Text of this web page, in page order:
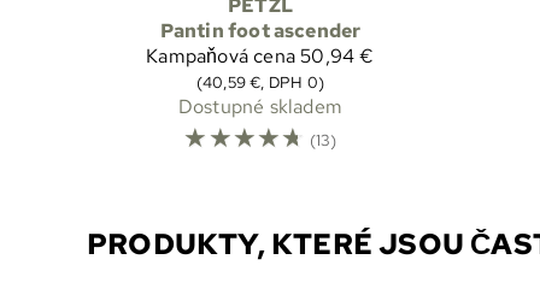
PETZL
Pantin foot ascender
Kampaňová cena50,94 €
(40,59 €, DPH 0)
Dostupné skladem
☆☆☆☆☆ (13)
PRODUKTY, KTERÉ JSOU